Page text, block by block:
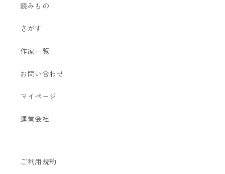
読みもの
さがす
作家一覧
お問い合わせ
マイページ
運営会社
ご利用規約